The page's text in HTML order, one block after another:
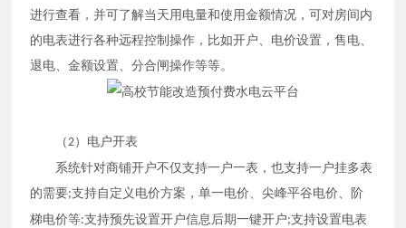
进行查看，并可了解当天用电量和使用金额情况，可对房间内
的电表进行各种远程控制操作，比如开户、电价设置，售电、
退电、金额设置、分合闸操作等等。
（2）电户开表
系统针对商铺开户不仅支持一户一表，也支持一户挂多表
的需要;支持自定义电价方案，单一电价、尖峰平谷电价、阶
梯电价等:支持预先设置开户信息后期一键开户;支持设置电表